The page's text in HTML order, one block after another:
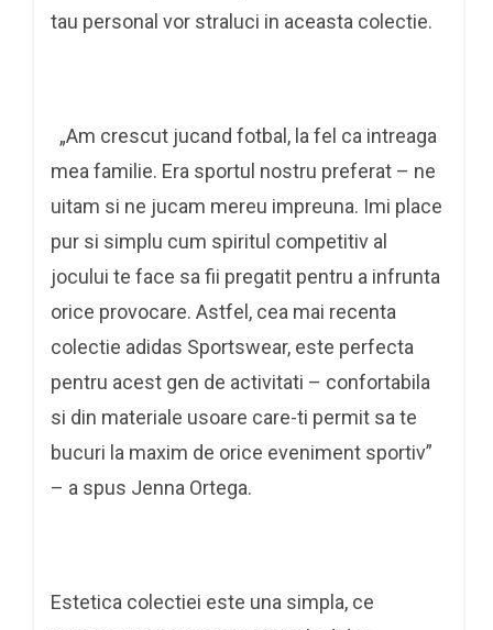
tau personal vor straluci in aceasta colectie.
„Am crescut jucand fotbal, la fel ca intreaga
mea familie. Era sportul nostru preferat – ne
uitam si ne jucam mereu impreuna. Imi place
pur si simplu cum spiritul competitiv al
jocului te face sa fii pregatit pentru a infrunta
orice provocare. Astfel, cea mai recenta
colectie adidas Sportswear, este perfecta
pentru acest gen de activitati – confortabila
si din materiale usoare care-ti permit sa te
bucuri la maxim de orice eveniment sportiv”
– a spus Jenna Ortega.
Estetica colectiei este una simpla, ce